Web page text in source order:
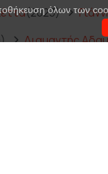
(2023)
Διαμαντής
όλων των